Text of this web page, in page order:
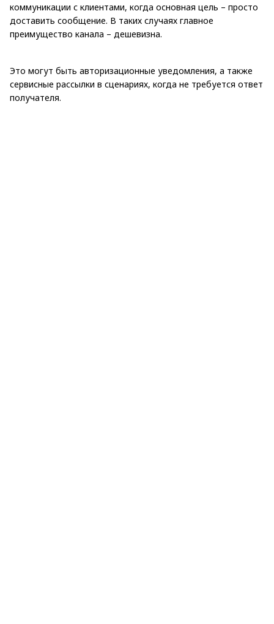
коммуникации с клиентами, когда основная цель – просто
доставить сообщение. В таких случаях главное
преимущество канала – дешевизна.
Это могут быть авторизационные уведомления, а также
сервисные рассылки в сценариях, когда не требуется ответ
получателя.